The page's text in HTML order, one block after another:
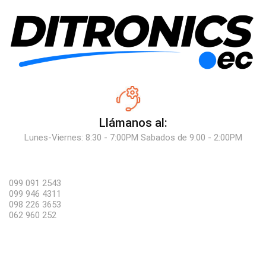
Llámanos al:
Lunes-Viernes: 8:30 - 7:00PM Sabados de 9:00 - 2:00PM
099 091 2543
099 946 4311
098 226 3653
062 960 252